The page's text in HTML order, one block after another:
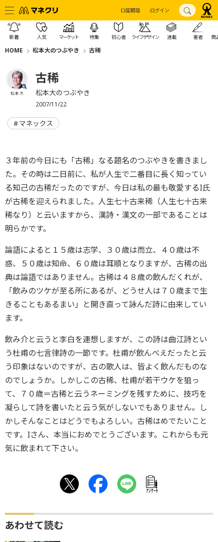
口座開設 ログイン
新着 人気 マーケット 特集 初心者 ライフデザイン 連載 著者 商
HOME 松本大のつぶやき 古稀
松本 大
古稀
松本大のつぶやき
2007/11/22
マネックス
３年前の今日にも「古稀」なる題名のつぶやきを書きまし
た。その時は二日前に、私が人生で二番目に長く知ってい
る知己の古稀だったのですが、今日は私の最も敬愛するI氏
が古稀を迎えられました。人生七十古来稀（人生七十古来
稀なり）と云いますから、漢詩・漢文の一部であることは
明らかです。
論語によると１５歳は志学、３０歳は而立、４０歳は不
惑、５０歳は知命、６０歳は耳順となりますが、古稀の出
典は論語ではありません。古稀は４８歳の飲んだくれが、
「飲みのツケが至る所にあるが、どうせ人は７０歳まで生
きることもあるまい」と開き直って詠んだ詩に由来してい
ます。
飲み介と云うと李白を連想しますが、この詩は曲江詩とい
う杜甫の七言律詩の一節です。杜甫が飲んべえだったと云
う印象はないのですが、古の歌人は、皆よく飲んだものな
のでしょうか。しかしこの古稀、杜甫が若干ウケを狙っ
て、７０歳＝古稀と云うネーミングを残すために、技巧を
凝らして詩を書いたと云う気がしないでもありません。し
かしそんなことはどうでもよろしい。古稀はめでたいこと
です。Iさん、本当におめでとうございます。これからも元
気に飲まれて下さい。
ｱﾝｹｰﾄ
あわせて読む